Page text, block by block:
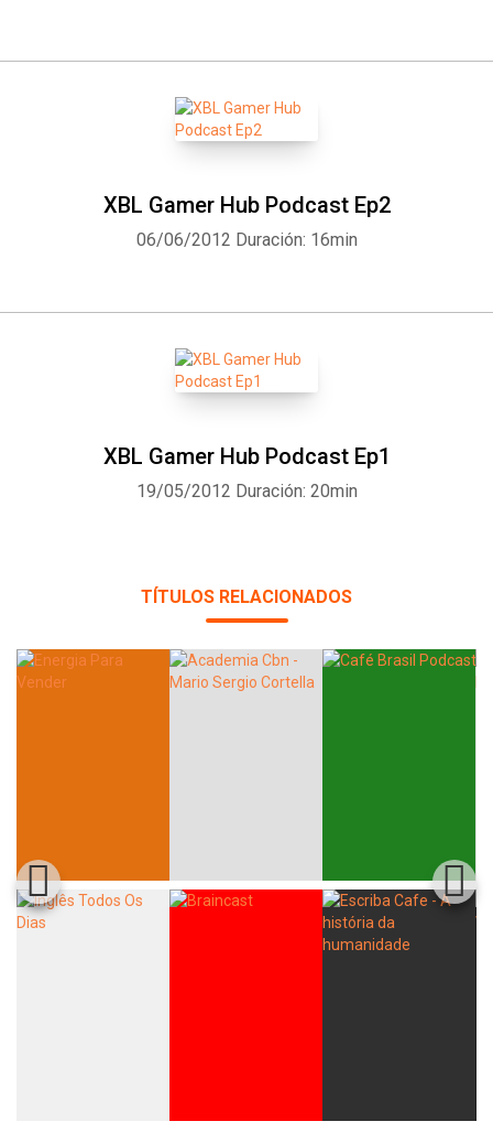
XBL Gamer Hub Podcast Ep2
06/06/2012 Duración: 16min
XBL Gamer Hub Podcast Ep1
19/05/2012 Duración: 20min
TÍTULOS RELACIONADOS